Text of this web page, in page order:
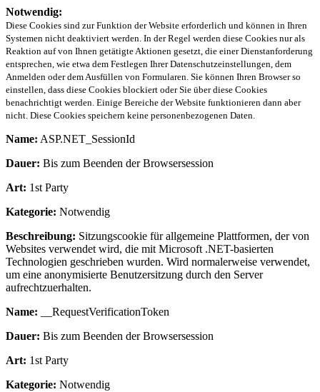
Notwendig:
Diese Cookies sind zur Funktion der Website erforderlich und können in Ihren
Systemen nicht deaktiviert werden. In der Regel werden diese Cookies nur als
Reaktion auf von Ihnen getätigte Aktionen gesetzt, die einer Dienstanforderung
entsprechen, wie etwa dem Festlegen Ihrer Datenschutzeinstellungen, dem
Anmelden oder dem Ausfüllen von Formularen. Sie können Ihren Browser so
einstellen, dass diese Cookies blockiert oder Sie über diese Cookies
benachrichtigt werden. Einige Bereiche der Website funktionieren dann aber
nicht. Diese Cookies speichern keine personenbezogenen Daten.
Name: ASP.NET_SessionId
Dauer: Bis zum Beenden der Browsersession
Art: 1st Party
Kategorie: Notwendig
Beschreibung: Sitzungscookie für allgemeine Plattformen, der von
Websites verwendet wird, die mit Microsoft .NET-basierten
Technologien geschrieben wurden. Wird normalerweise verwendet,
um eine anonymisierte Benutzersitzung durch den Server
aufrechtzuerhalten.
Name: __RequestVerificationToken
Dauer: Bis zum Beenden der Browsersession
Art: 1st Party
Kategorie: Notwendig